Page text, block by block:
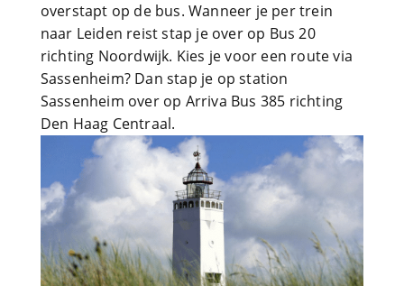
overstapt op de bus. Wanneer je per trein
naar Leiden reist stap je over op Bus 20
richting Noordwijk. Kies je voor een route via
Sassenheim? Dan stap je op station
Sassenheim over op Arriva Bus 385 richting
Den Haag Centraal.